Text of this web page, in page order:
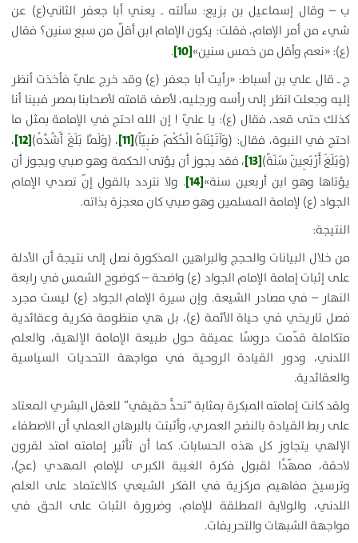
ب – وقال إسماعيل بن بزيع: سألته ـ يعني أبا جعفر الثاني(ع) عن
شيء من أمر الإمام، فقلت: يكون الإمام ابن أقلّ من سبع سنين؟ فقال
(ع): «نعم وأقل من خمس سنين»[10]
.
ج ـ قال علي بن أسباط: «رأيت أبا جعفر (ع) وقد خرج عليّ فأخذت أنظر
إليه وجعلت انظر إلى رأسه ورجليه، لأصف قامته لأصحابنا بمصر فبينا أنا
كذلك حتى قعد، فقال (ع): يا عليّ ! إن الله احتج في الإمامة بمثل ما
احتج في النبوة، فقال: (وَآتَيْنَاهُ الْحُكْمَ صَبِيّاً)[11] ، (وَلَمَّا بَلَغَ أَشُدَّهُ)[12]
،
(وَبَلَغَ أَرْبَعِينَ سَنَةً)[13] ، فقد يجوز أن يؤتى الحكمة وهو صبي ويجوز أن
يؤتاها وهو ابن أربعين سنة»[14]
. ولا نتردد بالقول إنّ تصدي الإمام
الجواد (ع) لإمامة المسلمين وهو صبي كان معجزة بذاته.
النتيجة:
من خلال البيانات والحجج والبراهين المذكورة نصل إلى نتيجة أن الأدلة
على إثبات إمامة الإمام الجواد (ع) واضحة – كوضوح الشمس في رابعة
النهار – في مصادر الشيعة. وإن سيرة الإمام الجواد (ع) ليست مجرد
فصل تاريخي في حياة الأئمة (ع)، بل هي منظومة فكرية وعقائدية
متكاملة قدّمت دروسًا عميقة حول طبيعة الإمامة الإلهية، والعلم
اللدني، ودور القيادة الروحية في مواجهة التحديات السياسية
والعقائدية.
ولقد كانت إمامته المبكرة بمثابة “تحدٍّ حقيقي” للعقل البشري المعتاد
على ربط القيادة بالنضج العمري، وأثبتت بالبرهان العملي أن الاصطفاء
الإلهي يتجاوز كل هذه الحسابات. كما أن تأثير إمامته امتد لقرون
لاحقة، ممهّدًا لقبول فكرة الغيبة الكبرى للإمام المهدي (عج)،
وترسيخ مفاهيم مركزية في الفكر الشيعي كالاعتماد على العلم
اللدني، والولاية المطلقة للإمام، وضرورة الثبات على الحق في
مواجهة الشبهات والتحريفات.